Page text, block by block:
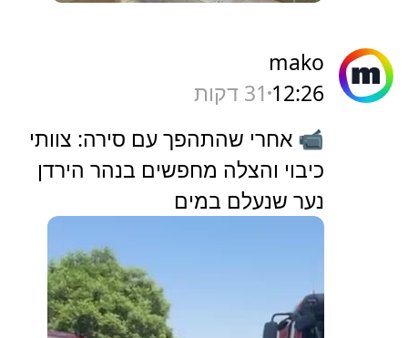
mako
12:26 31 דקות
📹 אחרי שהתהפך עם סירה: צוותי
כיבוי והצלה מחפשים בנהר הירדן
נער שנעלם במים